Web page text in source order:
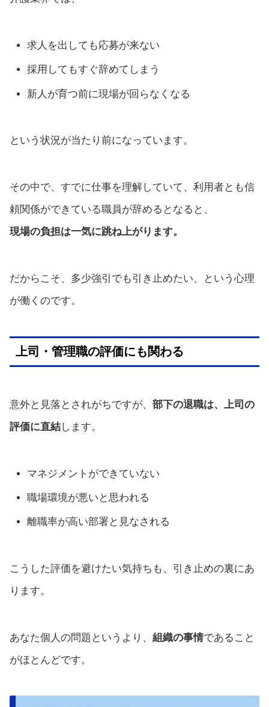
求人を出しても応募が来ない
採用してもすぐ辞めてしまう
新人が育つ前に現場が回らなくなる
という状況が当たり前になっています。
その中で、すでに仕事を理解していて、利用者とも信
頼関係ができている職員が辞めるとなると、
現場の負担は一気に跳ね上がります。
だからこそ、多少強引でも引き止めたい、という心理
が働くのです。
上司・管理職の評価にも関わる
意外と見落とされがちですが、 部下の退職は、上司の
評価に直結します。
マネジメントができていない
職場環境が悪いと思われる
離職率が高い部署と見なされる
こうした評価を避けたい気持ちも、引き止めの裏にあ
ります。
あなた個人の問題というより、 組織の事情であること
がほとんどです。